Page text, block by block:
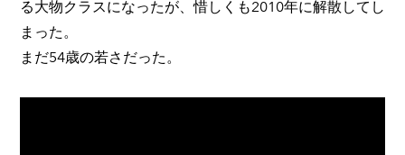
る大物クラスになったが、惜しくも2010年に解散してし
まった。
まだ54歳の若さだった。